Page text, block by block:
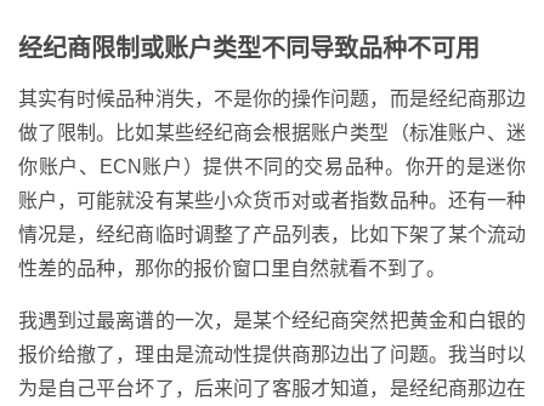
经纪商限制或账户类型不同导致品种不可用
其实有时候品种消失，不是你的操作问题，而是经纪商那边
做了限制。比如某些经纪商会根据账户类型（标准账户、迷
你账户、ECN账户）提供不同的交易品种。你开的是迷你
账户，可能就没有某些小众货币对或者指数品种。还有一种
情况是，经纪商临时调整了产品列表，比如下架了某个流动
性差的品种，那你的报价窗口里自然就看不到了。
我遇到过最离谱的一次，是某个经纪商突然把黄金和白银的
报价给撤了，理由是流动性提供商那边出了问题。我当时以
为是自己平台坏了，后来问了客服才知道，是经纪商那边在